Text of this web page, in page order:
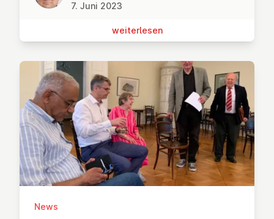
7. Juni 2023
wei­ter­le­sen
News